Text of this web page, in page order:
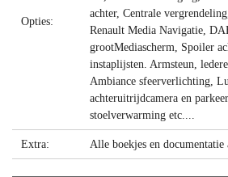
Opties:
achter, Centrale
Renault Media Navigatie,
grootMediascherm, Spoiler
instaplijsten. Armsteun,
Ambiance sfeerverlichting,
achteruitrijdcamera en
stoelverwarming etc....
Extra: Alle boekjes en documentatie